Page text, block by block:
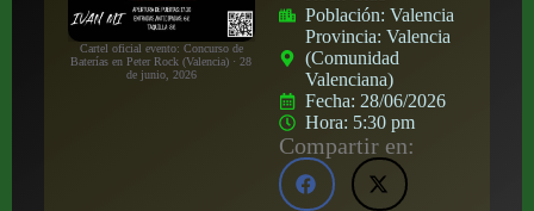
Cartel oficial evento: Concurso de
Baterías en Peter Rock (Valencia) · 28
de junio, 2026
Población:Valencia
Provincia:Valencia
(Comunidad
Valenciana)
Fecha: 28/06/2026
Hora: 5:30 pm
Compartir en: